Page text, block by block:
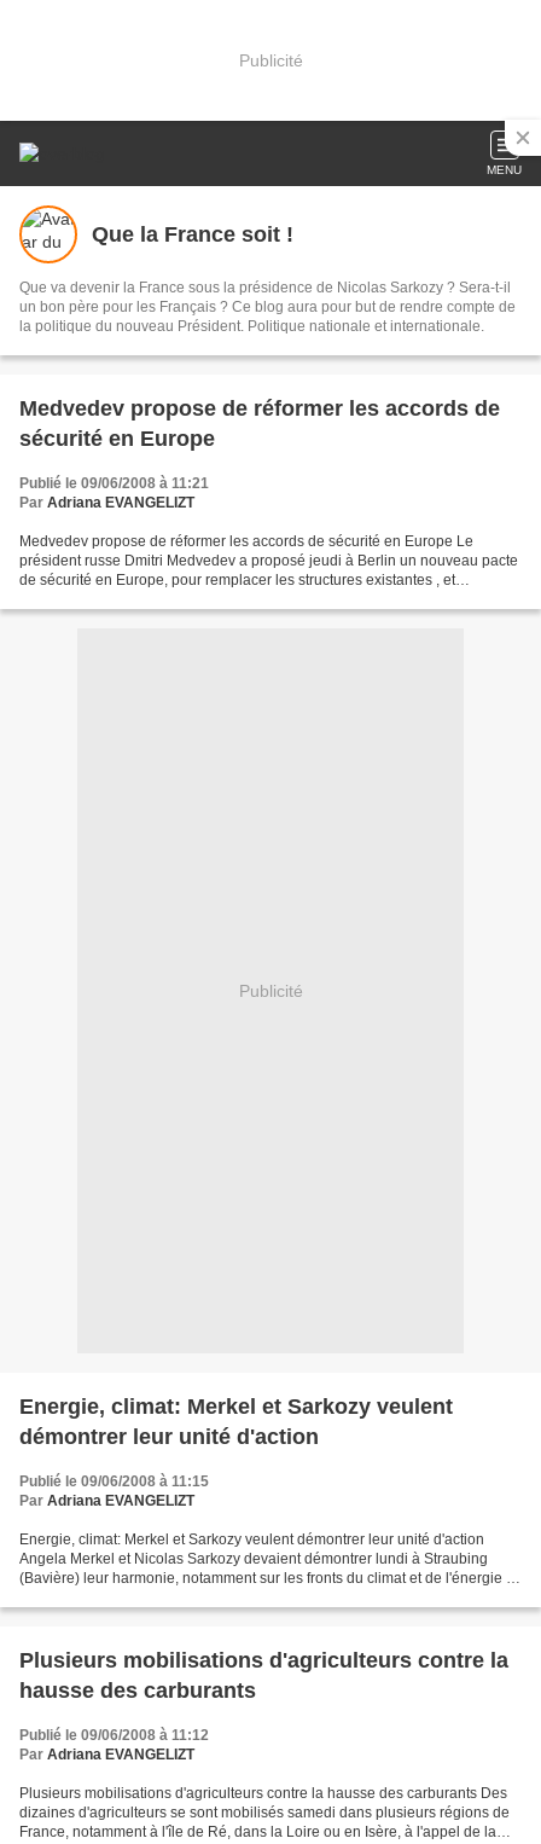
Publicité
MENU
Que la France soit !
Que va devenir la France sous la présidence de Nicolas Sarkozy ? Sera-t-il
un bon père pour les Français ? Ce blog aura pour but de rendre compte de
la politique du nouveau Président. Politique nationale et internationale.
Medvedev propose de réformer les accords de
sécurité en Europe
Publié le 09/06/2008 à 11:21
Par Adriana EVANGELIZT
Medvedev propose de réformer les accords de sécurité en Europe Le
président russe Dmitri Medvedev a proposé jeudi à Berlin un nouveau pacte
de sécurité en Europe, pour remplacer les structures existantes , et
Publicité
Energie, climat: Merkel et Sarkozy veulent
démontrer leur unité d'action
Publié le 09/06/2008 à 11:15
Par Adriana EVANGELIZT
Energie, climat: Merkel et Sarkozy veulent démontrer leur unité d'action
Angela Merkel et Nicolas Sarkozy devaient démontrer lundi à Straubing
(Bavière) leur harmonie, notamment sur les fronts du climat et de l'énergie , à
Plusieurs mobilisations d'agriculteurs contre la
hausse des carburants
Publié le 09/06/2008 à 11:12
Par Adriana EVANGELIZT
Plusieurs mobilisations d'agriculteurs contre la hausse des carburants Des
dizaines d'agriculteurs se sont mobilisés samedi dans plusieurs régions de
France, notamment à l'île de Ré, dans la Loire ou en Isère, à l'appel de la